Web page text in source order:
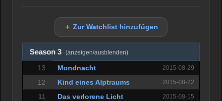
＋ Zur Watchlist hinzufügen
Season 3 (anzeigen/ausblenden)
13 Mondnacht 2015-08-29
12 Kind eines Alptraums 2015-08-22
11 Das verlorene Licht 2015-08-15